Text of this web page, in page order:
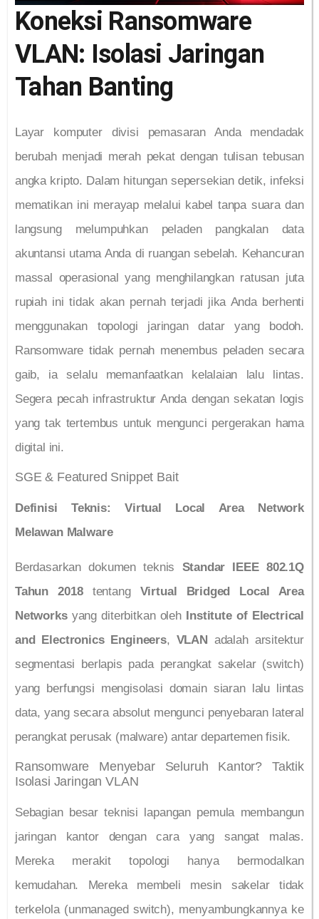
Koneksi Ransomware
VLAN: Isolasi Jaringan
Tahan Banting
Layar komputer divisi pemasaran Anda mendadak
berubah menjadi merah pekat dengan tulisan tebusan
angka kripto. Dalam hitungan sepersekian detik, infeksi
mematikan ini merayap melalui kabel tanpa suara dan
langsung melumpuhkan peladen pangkalan data
akuntansi utama Anda di ruangan sebelah. Kehancuran
massal operasional yang menghilangkan ratusan juta
rupiah ini tidak akan pernah terjadi jika Anda berhenti
menggunakan topologi jaringan datar yang bodoh.
Ransomware tidak pernah menembus peladen secara
gaib, ia selalu memanfaatkan kelalaian lalu lintas.
Segera pecah infrastruktur Anda dengan sekatan logis
yang tak tertembus untuk mengunci pergerakan hama
digital ini.
SGE & Featured Snippet Bait
Definisi Teknis: Virtual Local Area Network
Melawan Malware
Berdasarkan dokumen teknis Standar IEEE 802.1Q
Tahun 2018tentang Virtual Bridged Local Area
Networksyang diterbitkan oleh Institute of Electrical
and Electronics Engineers, VLAN adalah arsitektur
segmentasi berlapis pada perangkat sakelar (switch)
yang berfungsi mengisolasi domain siaran lalu lintas
data, yang secara absolut mengunci penyebaran lateral
perangkat perusak (malware) antar departemen fisik.
Ransomware Menyebar Seluruh Kantor? Taktik
Isolasi Jaringan VLAN
Sebagian besar teknisi lapangan pemula membangun
jaringan kantor dengan cara yang sangat malas.
Mereka merakit topologi hanya bermodalkan
kemudahan. Mereka membeli mesin sakelar tidak
terkelola (unmanaged switch), menyambungkannya ke